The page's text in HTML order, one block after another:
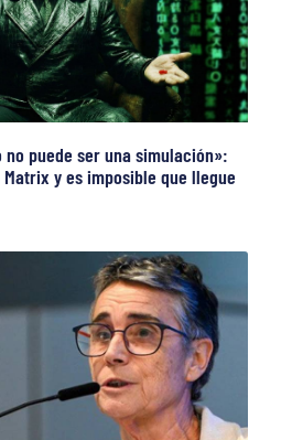
no puede ser una simulación»:
y es imposible que llegue